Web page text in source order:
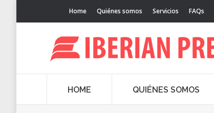
Home Quiénes somos Servicios FAQs
HOME QUIÉNES SOMOS